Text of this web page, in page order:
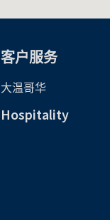
客户服务
大温哥华
Hospitality